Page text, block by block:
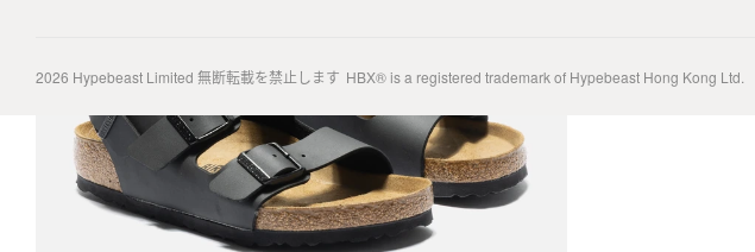
2026 Hypebeast Limited 無断転載を禁止します HBX® is a registered trademark of Hypebeast Hong Kong Ltd.